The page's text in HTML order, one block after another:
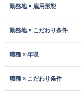
勤務地 × 雇用形態
勤務地 × こだわり条件
職種 × 年収
職種 × こだわり条件